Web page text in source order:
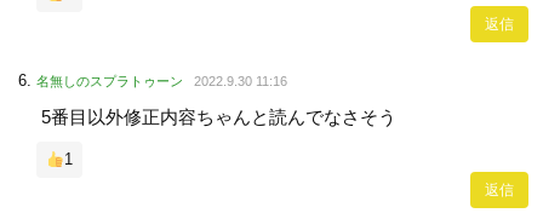
返信
名無しのスプラトゥーン 2022.9.30 11:16
5番目以外修正内容ちゃんと読んでなさそう
1
返信